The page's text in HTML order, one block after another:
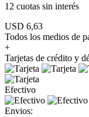
12 cuotas sin interés
USD 6,63
Todos los medios de
+
Tarjetas de crédito y
Efectivo
Envios: